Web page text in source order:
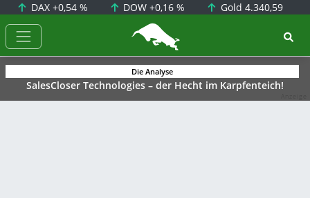
DAX +0,54 % DOW+0,16 % Gold 4.340,59
BörsenNEWS.de
Die Analyse
SalesCloser Technologies – der Hecht im Karpfenteich!